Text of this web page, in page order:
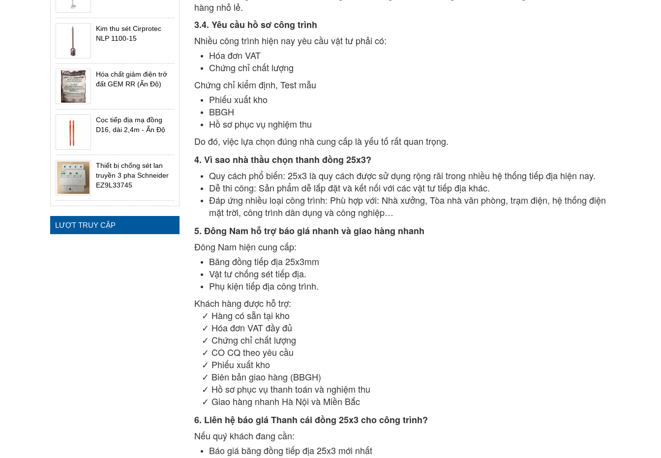
hàng nhỏ lẻ.
3.4. Yêu cầu hồ sơ công trình
Nhiều công trình hiện nay yêu cầu vật tư phải có:
Hóa đơn VAT
Chứng chỉ chất lượng
Chứng chỉ kiểm định, Test mẫu
Phiếu xuất kho
BBGH
Hồ sơ phục vụ nghiệm thu
Do đó, việc lựa chọn đúng nhà cung cấp là yếu tố rất quan trọng.
4. Vì sao nhà thầu chọn thanh đồng 25x3?
Quy cách phổ biến: 25x3 là quy cách được sử dụng rộng rãi trong nhiều hệ thống tiếp địa hiện nay.
Dễ thi công: Sản phẩm dễ lắp đặt và kết nối với các vật tư tiếp địa khác.
Đáp ứng nhiều loại công trình: Phù hợp với: Nhà xưởng, Tòa nhà văn phòng, trạm điện, hệ thống điện
mặt trời, công trình dân dụng và công nghiệp…
5. Đông Nam hỗ trợ báo giá nhanh và giao hàng nhanh
Đông Nam hiện cung cấp:
Băng đồng tiếp địa 25x3mm
Vật tư chống sét tiếp địa.
Phụ kiện tiếp địa công trình.
Khách hàng được hỗ trợ:
✓ Hàng có sẵn tại kho
✓ Hóa đơn VAT đầy đủ
✓ Chứng chỉ chất lượng
✓ CO CQ theo yêu cầu
✓ Phiếu xuất kho
✓ Biên bản giao hàng (BBGH)
✓ Hồ sơ phục vụ thanh toán và nghiệm thu
✓ Giao hàng nhanh Hà Nội và Miền Bắc
6. Liên hệ báo giá Thanh cái đồng 25x3 cho công trình?
Nếu quý khách đang cần:
Báo giá băng đồng tiếp địa 25x3 mới nhất
Kim thu sét Cirprotec
NLP 1100-15
Hóa chất giảm điện trở
đất GEM RR (Ấn Độ)
Cọc tiếp địa mạ đồng
D16, dài 2,4m - Ấn Độ
Thiết bị chống sét lan
truyền 3 pha Schneider
EZ9L33745
LƯỢT TRUY CẬP